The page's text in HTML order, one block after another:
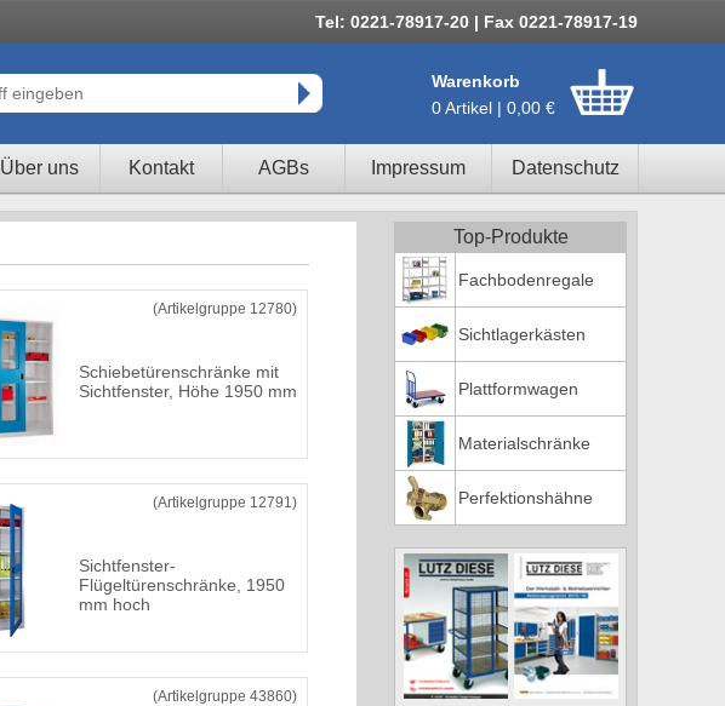
Tel: 0221-78917-20 | Fax 0221-78917-19
Warenkorb
0 Artikel | 0,00 €
Über uns Kontakt AGBs Impressum Datenschutz
(Artikelgruppe 12780)
Schiebetürenschränke mit
Sichtfenster, Höhe 1950 mm
(Artikelgruppe 12791)
Sichtfenster-
Flügeltürenschränke, 1950
mm hoch
(Artikelgruppe 43860)
Top-Produkte
Fachbodenregale
Sichtlagerkästen
Plattformwagen
Materialschränke
Perfektionshähne